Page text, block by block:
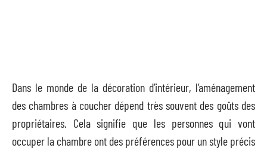
Dans le monde de la décoration d’intérieur, l’aménagement
des chambres à coucher dépend très souvent des goûts des
propriétaires. Cela signifie que les personnes qui vont
occuper la chambre ont des préférences pour un style précis